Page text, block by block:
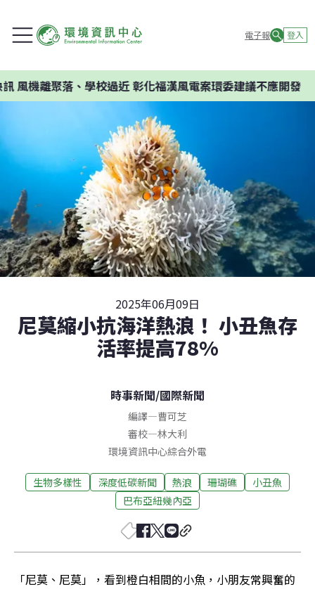
電子報 登入
離聚落、學校過近 彰化福漢風電案環委建議不應開發
2025年06月09日
尼莫縮小抗海洋熱浪！ 小丑魚存
活率提高78%
時事新聞/國際新聞
編譯—曹可芝
審校—林大利
環境資訊中心綜合外電
生物多樣性 深度低碳新聞 熱浪 珊瑚礁
小丑魚
巴布亞紐幾內亞
「尼莫、尼莫」，看到橙白相間的小魚，小朋友常興奮的